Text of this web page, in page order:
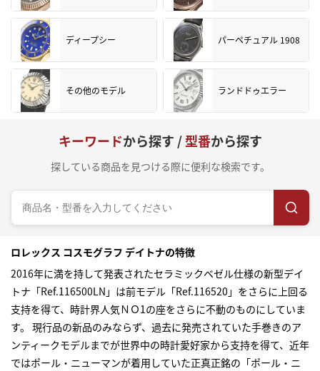
ディープシー パーペチュアル 1908
その他のモデル ランドドゥエラー
キーワードから探す /型番から探す
探している商品を見つける際に便利な検索です。
ロレックス コスモグラフ デイトナの特徴
2016年に満を持して発表されたセラミックベゼル仕様の新型デイ
トナ「Ref.116500LN」は前モデル「Ref.116520」をさらに上回る
支持を得て、時計界人気ＮＯ1の座をさらに不動のものにしていま
す。 現行品の新品のみならず、過去に発売されていた手巻きのア
ンティークモデルまでが世界中の時計愛好家から支持を得て、近年
ではポール・ニューマンが着用していた正真正銘の「ポール・ニ